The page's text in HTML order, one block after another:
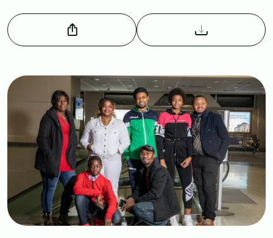
Image